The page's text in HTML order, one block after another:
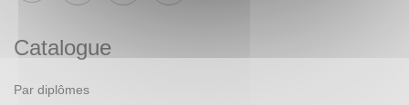
Catalogue
Par diplômes